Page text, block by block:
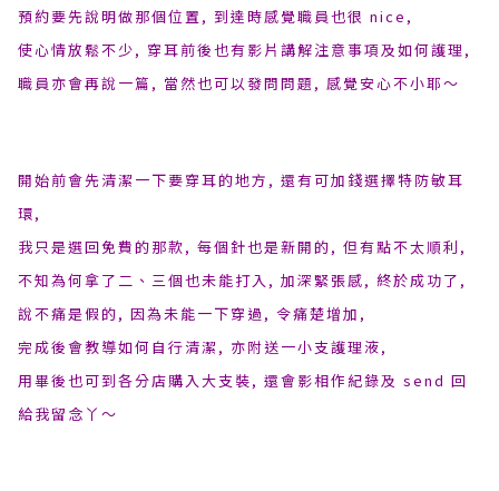
預約要先說明做那個位置, 到達時感覺職員也很 nice,
使心情放鬆不少, 穿耳前後也有影片講解注意事項及如何護理,
職員亦會再說一篇, 當然也可以發問問題, 感覺安心不小耶〜
開始前會先清潔一下要穿耳的地方, 還有可加錢選擇特防敏耳
環,
我只是選回免費的那款, 每個針也是新開的, 但有點不太順利,
不知為何拿了二、三個也未能打入, 加深緊張感, 終於成功了,
說不痛是假的, 因為未能一下穿過, 令痛楚增加,
完成後會教導如何自行清潔, 亦附送一小支護理液,
用畢後也可到各分店購入大支裝, 還會影相作紀錄及 send 回
給我留念丫〜